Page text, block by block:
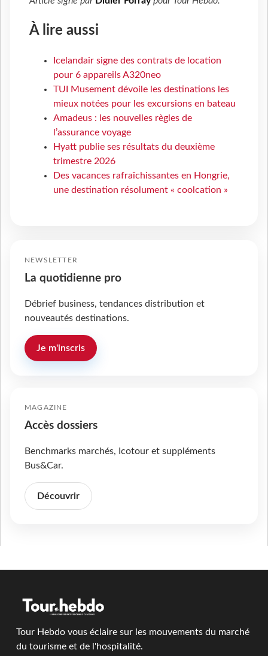
À lire aussi
Icelandair signe des contrats de location
pour 6 appareils A320neo
TUI Musement dévoile les destinations les
mieux notées pour les excursions en bateau
Amadeus : les nouvelles règles de
l’assurance voyage
Hyatt publie ses résultats du deuxième
trimestre 2026
Des vacances rafraîchissantes en Hongrie,
une destination résolument « coolcation »
NEWSLETTER
La quotidienne pro
Débrief business, tendances distribution et
nouveautés destinations.
Je m'inscris
MAGAZINE
Accès dossiers
Benchmarks marchés, Icotour et suppléments
Bus&Car.
Découvrir
Tour Hebdo vous éclaire sur les mouvements du marché
du tourisme et de l'hospitalité.